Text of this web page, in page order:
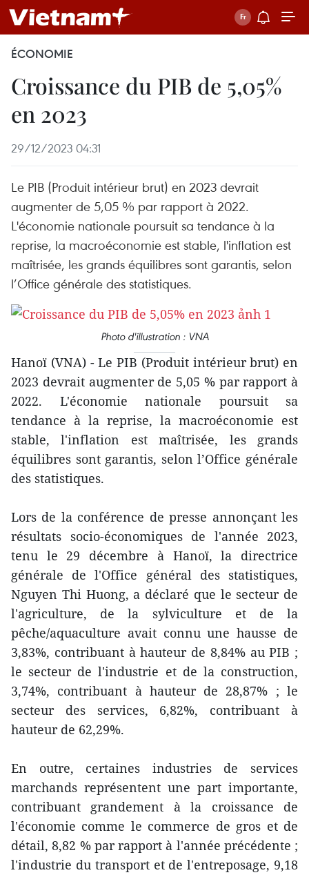
ÉCONOMIE
Croissance du PIB de 5,05%
en 2023
29/12/2023 04:31
Le PIB (Produit intérieur brut) en 2023 devrait
augmenter de 5,05 % par rapport à 2022.
L'économie nationale poursuit sa tendance à la
reprise, la macroéconomie est stable, l'inflation est
maîtrisée, les grands équilibres sont garantis, selon
l’Office générale des statistiques.
Photo d'illustration : VNA
Hanoï (VNA) - Le PIB (Produit intérieur brut) en
2023 devrait augmenter de 5,05 % par rapport à
2022. L'économie nationale poursuit sa
tendance à la reprise, la macroéconomie est
stable, l'inflation est maîtrisée, les grands
équilibres sont garantis, selon l’Office générale
des statistiques.
Lors de la conférence de presse annonçant les
résultats socio-économiques de l'année 2023,
tenu le 29 décembre à Hanoï, la directrice
générale de l'Office général des statistiques,
Nguyen Thi Huong, a déclaré que le secteur de
l'agriculture, de la sylviculture et de la
pêche/aquaculture avait connu une hausse de
3,83%, contribuant à hauteur de 8,84% au PIB ;
le secteur de l'industrie et de la construction,
3,74%, contribuant à hauteur de 28,87% ; le
secteur des services, 6,82%, contribuant à
hauteur de 62,29%.
En outre, certaines industries de services
marchands représentent une part importante,
contribuant grandement à la croissance de
l'économie comme le commerce de gros et de
détail, 8,82 % par rapport à l'année précédente ;
l'industrie du transport et de l'entreposage, 9,18